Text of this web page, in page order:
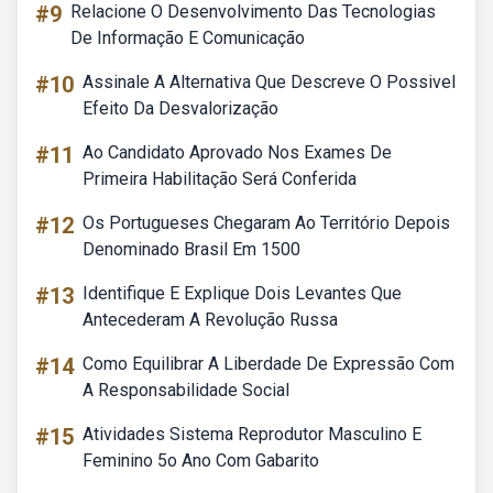
#9 Relacione O Desenvolvimento Das Tecnologias
De Informação E Comunicação
#10 Assinale A Alternativa Que Descreve O Possivel
Efeito Da Desvalorização
#11 Ao Candidato Aprovado Nos Exames De
Primeira Habilitação Será Conferida
#12 Os Portugueses Chegaram Ao Território Depois
Denominado Brasil Em 1500
#13 Identifique E Explique Dois Levantes Que
Antecederam A Revolução Russa
#14 Como Equilibrar A Liberdade De Expressão Com
A Responsabilidade Social
#15 Atividades Sistema Reprodutor Masculino E
Feminino 5o Ano Com Gabarito